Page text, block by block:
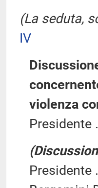
(La seduta,
IV
violenza
Presidente
Presidente